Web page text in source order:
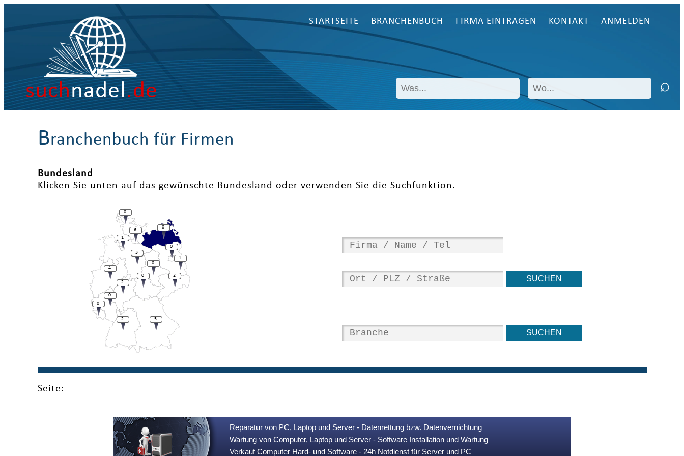
suchnadel.de
STARTSEITE BRANCHENBUCH FIRMA EINTRAGEN KONTAKT ANMELDEN
Branchenbuch für Firmen
Bundesland
Klicken Sie unten auf das gewünschte Bundesland oder verwenden Sie die Suchfunktion.
2
1
4
0
0
0
6
0
1
3
0
2
0
2
0
5
Seite:
Reparatur von PC, Laptop und Server - Datenrettung bzw. Datenvernichtung
Wartung von Computer, Laptop und Server - Software Installation und Wartung
Verkauf Computer Hard- und Software - 24h Notdienst für Server und PC